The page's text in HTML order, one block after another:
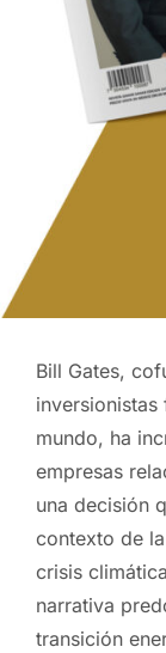
Bill Gates,
mundo, ha
empresas
una decisión
contexto de
crisis
narrativa
transición